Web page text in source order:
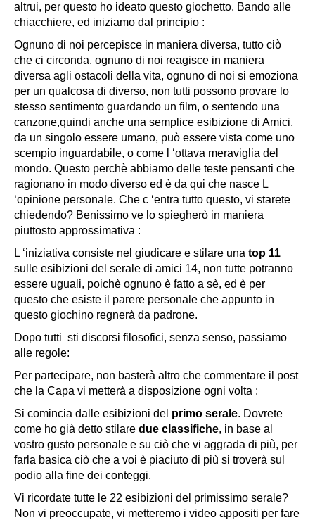
altrui, per questo ho ideato questo giochetto. Bando alle
chiacchiere, ed iniziamo dal principio :
Ognuno di noi percepisce in maniera diversa, tutto ciò
che ci circonda, ognuno di noi reagisce in maniera
diversa agli ostacoli della vita, ognuno di noi si emoziona
per un qualcosa di diverso, non tutti possono provare lo
stesso sentimento guardando un film, o sentendo una
canzone,quindi anche una semplice esibizione di Amici,
da un singolo essere umano, può essere vista come uno
scempio inguardabile, o come l ‘ottava meraviglia del
mondo. Questo perchè abbiamo delle teste pensanti che
ragionano in modo diverso ed è da qui che nasce L
‘opinione personale. Che c ‘entra tutto questo, vi starete
chiedendo? Benissimo ve lo spiegherò in maniera
piuttosto approssimativa :
L ‘iniziativa consiste nel giudicare e stilare una top 11
sulle esibizioni del serale di amici 14, non tutte potranno
essere uguali, poichè ognuno è fatto a sè, ed è per
questo che esiste il parere personale che appunto in
questo giochino regnerà da padrone.
Dopo tutti sti discorsi filosofici, senza senso, passiamo
alle regole:
Per partecipare, non basterà altro che commentare il post
che la Capa vi metterà a disposizione ogni volta :
Si comincia dalle esibizioni del primo serale. Dovrete
come ho già detto stilare due classifiche, in base al
vostro gusto personale e su ciò che vi aggrada di più, per
farla basica ciò che a voi è piaciuto di più si troverà sul
podio alla fine dei conteggi.
Vi ricordate tutte le 22 esibizioni del primissimo serale?
Non vi preoccupate, vi metteremo i video appositi per fare